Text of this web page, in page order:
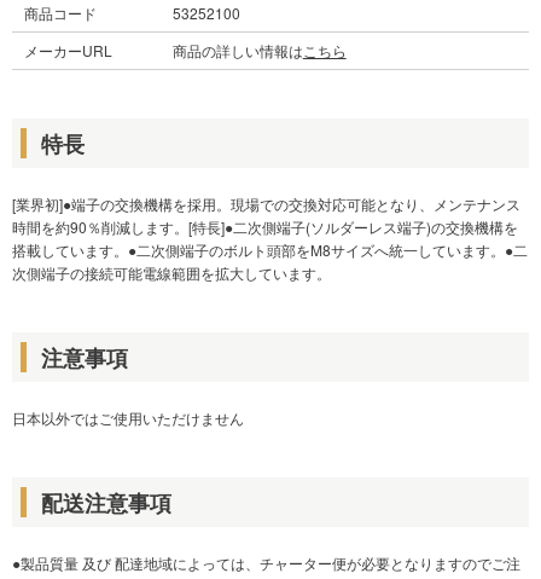
商品コード
53252100
メーカーURL
商品の詳しい情報は こちら
特長
[業界初]●端子の交換機構を採用。現場での交換対応可能となり、メンテナンス
時間を約90％削減します。[特長]●二次側端子(ソルダーレス端子)の交換機構を
搭載しています。●二次側端子のボルト頭部をM8サイズへ統一しています。●二
次側端子の接続可能電線範囲を拡大しています。
注意事項
日本以外ではご使用いただけません
配送注意事項
●製品質量 及び 配達地域によっては、チャーター便が必要となりますのでご注